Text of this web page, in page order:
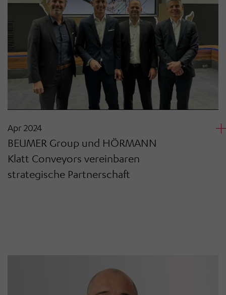
Apr 2024
BEUMER Group und HÖRMANN
Klatt Conveyors vereinbaren
strategische Partnerschaft